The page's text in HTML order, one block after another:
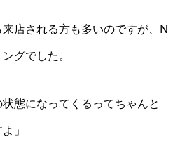
店される方も多いのですが、N
グでした。
状態になってくるってちゃんと
」